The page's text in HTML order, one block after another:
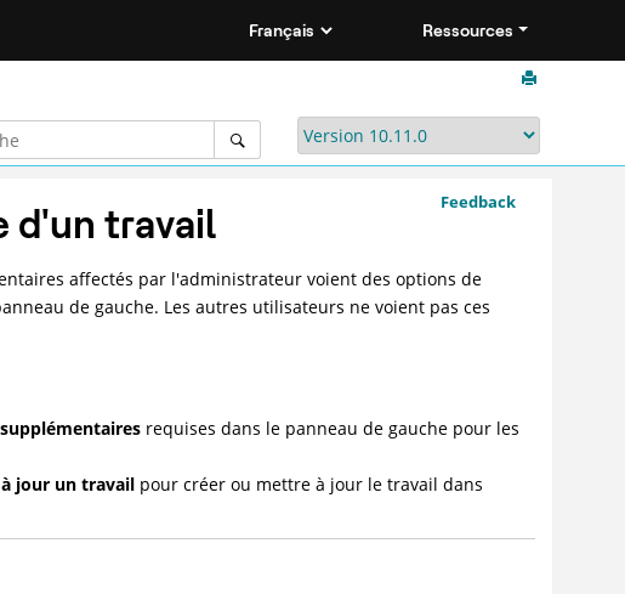
Ressources
Feedback
d'un travail
affectés par l'administrateur voient des options de
de gauche. Les autres utilisateurs ne voient pas ces
supplémentaires requises dans le panneau de gauche pour les
jour un travail pour créer ou mettre à jour le travail dans